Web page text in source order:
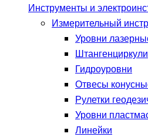
Инструменты и
Измерительный
Уровни
Штангенциркули
Гидроуровни
Отвесы
Рулетки
Уровни
Линейки